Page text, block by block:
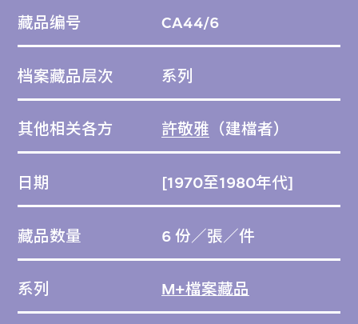
藏品编号 CA44/6
档案藏品层次 系列
其他相关各方 許敬雅 （建檔者）
日期 [1970至1980年代]
藏品数量 6 份／張／件
系列 M+檔案藏品